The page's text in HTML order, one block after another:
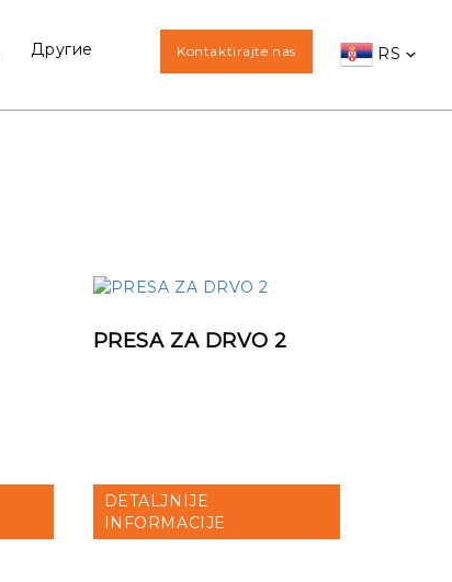
Другие Kontaktirajte nas RS
PRESA ZA DRVO 2
DETALJNIJE
INFORMACIJE